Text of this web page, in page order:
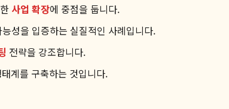
사업 확장에 중점을 둡니다.
성을 입증하는 실질적인 사례입니다.
전략을 강조합니다.
계를 구축하는 것입니다.